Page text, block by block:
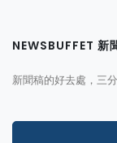
NEWSBUFFET 新
新聞稿的好去處，三